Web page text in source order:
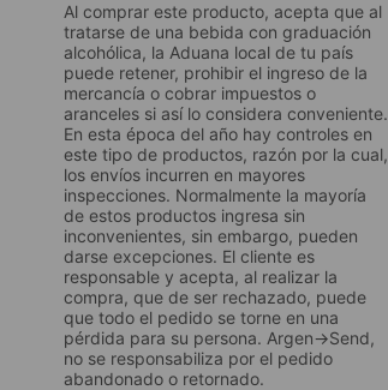
Al comprar este producto, acepta que al
tratarse de una bebida con graduación
alcohólica, la Aduana local de tu país
puede retener, prohibir el ingreso de la
mercancía o cobrar impuestos o
aranceles si así lo considera conveniente.
En esta época del año hay controles en
este tipo de productos, razón por la cual,
los envíos incurren en mayores
inspecciones. Normalmente la mayoría
de estos productos ingresa sin
inconvenientes, sin embargo, pueden
darse excepciones. El cliente es
responsable y acepta, al realizar la
compra, que de ser rechazado, puede
que todo el pedido se torne en una
pérdida para su persona. Argen→Send,
no se responsabiliza por el pedido
abandonado o retornado.